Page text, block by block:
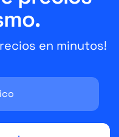
en minutos!